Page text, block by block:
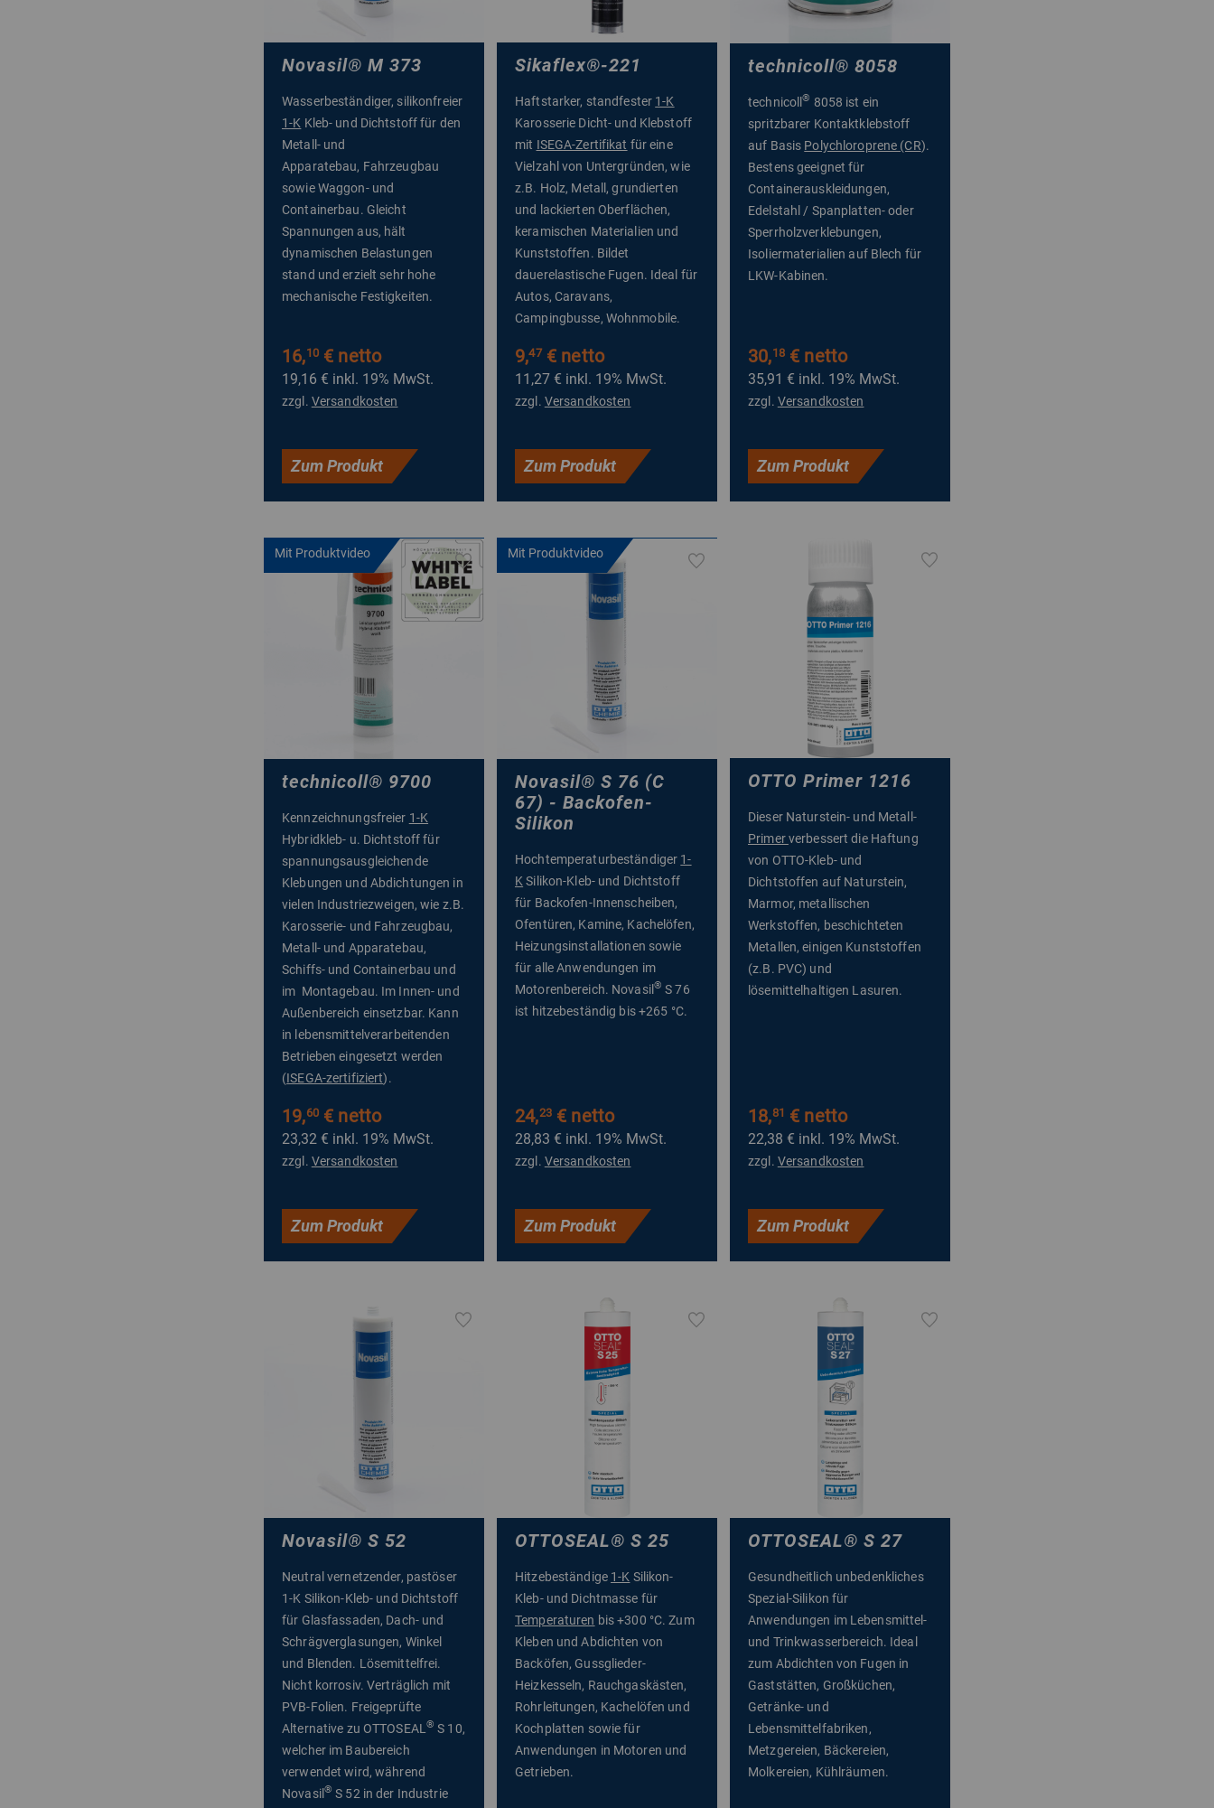
Novasil® M 373
Wasserbeständiger, silikonfreier
1-K Kleb- und Dichtstoff für den
Metall- und
Apparatebau, Fahrzeugbau
sowie Waggon- und
Containerbau. Gleicht
Spannungen aus, hält
dynamischen Belastungen
stand und erzielt sehr hohe
mechanische Festigkeiten.
16,10€ netto
19,16 € inkl. 19% MwSt.
zzgl. Versandkosten
Zum Produkt
Sikaflex®-221
Haftstarker, standfester 1-K
Karosserie Dicht- und Klebstoff
mit ISEGA-Zertifikat für eine
Vielzahl von Untergründen, wie
z.B. Holz, Metall, grundierten
und lackierten Oberflächen,
keramischen Materialien und
Kunststoffen. Bildet
dauerelastische Fugen. Ideal für
Autos, Caravans,
Campingbusse, Wohnmobile.
9,47€ netto
11,27 € inkl. 19% MwSt.
zzgl. Versandkosten
Zum Produkt
technicoll® 8058
technicoll® 8058 ist ein
spritzbarer Kontaktklebstoff
auf Basis Polychloroprene (CR).
Bestens geeignet für
Containerauskleidungen,
Edelstahl / Spanplatten- oder
Sperrholzverklebungen,
Isoliermaterialien auf Blech für
LKW-Kabinen.
30,18€ netto
35,91 € inkl. 19% MwSt.
zzgl. Versandkosten
Zum Produkt
Mit Produktvideo
technicoll® 9700
Kennzeichnungsfreier 1-K
Hybridkleb- u. Dichtstoff für
spannungsausgleichende
Klebungen und Abdichtungen in
vielen Industriezweigen, wie z.B.
Karosserie- und Fahrzeugbau,
Metall- und Apparatebau,
Schiffs- und Containerbau und
im Montagebau. Im Innen- und
Außenbereich einsetzbar. Kann
in lebensmittelverarbeitenden
Betrieben eingesetzt werden
(ISEGA-zertifiziert).
19,60€ netto
23,32 € inkl. 19% MwSt.
zzgl. Versandkosten
Zum Produkt
Mit Produktvideo
Novasil® S 76 (C
67) - Backofen-
Silikon
Hochtemperaturbeständiger 1-
K Silikon-Kleb- und Dichtstoff
für Backofen-Innenscheiben,
Ofentüren, Kamine, Kachelöfen,
Heizungsinstallationen sowie
für alle Anwendungen im
Motorenbereich. Novasil® S 76
ist hitzebeständig bis +265 °C.
24,23€ netto
28,83 € inkl. 19% MwSt.
zzgl. Versandkosten
Zum Produkt
OTTO Primer 1216
Dieser Naturstein- und Metall-
Primerverbessert die Haftung
von OTTO-Kleb- und
Dichtstoffen auf Naturstein,
Marmor, metallischen
Werkstoffen, beschichteten
Metallen, einigen Kunststoffen
(z.B. PVC) und
lösemittelhaltigen Lasuren.
18,81 € netto
22,38 € inkl. 19% MwSt.
zzgl. Versandkosten
Zum Produkt
Novasil® S 52
Neutral vernetzender, pastöser
1-K Silikon-Kleb- und Dichtstoff
für Glasfassaden, Dach- und
Schrägverglasungen, Winkel
und Blenden. Lösemittelfrei.
Nicht korrosiv. Verträglich mit
PVB-Folien. Freigeprüfte
Alternative zu OTTOSEAL ® S 10,
welcher im Baubereich
verwendet wird, während
Novasil® S 52 in der Industrie
OTTOSEAL® S 25
Hitzebeständige 1-K Silikon-
Kleb- und Dichtmasse für
Temperaturen bis +300 °C. Zum
Kleben und Abdichten von
Backöfen, Gussglieder-
Heizkesseln, Rauchgaskästen,
Rohrleitungen, Kachelöfen und
Kochplatten sowie für
Anwendungen in Motoren und
Getrieben.
OTTOSEAL® S 27
Gesundheitlich unbedenkliches
Spezial-Silikon für
Anwendungen im Lebensmittel-
und Trinkwasserbereich. Ideal
zum Abdichten von Fugen in
Gaststätten, Großküchen,
Getränke- und
Lebensmittelfabriken,
Metzgereien, Bäckereien,
Molkereien, Kühlräumen.